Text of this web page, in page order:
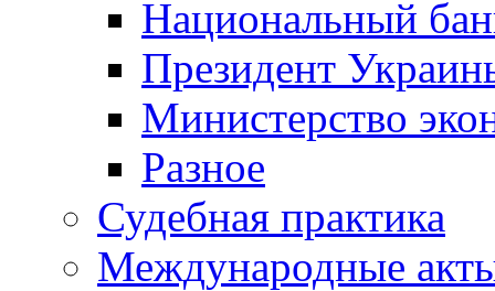
Национальный
Президент
Министерство
Разное
Судебная практика
Международные